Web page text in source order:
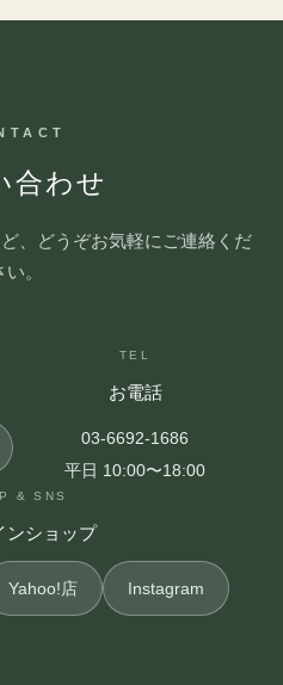
合わせ
、どうぞお気軽にご連絡くだ
い。
TEL
お電話
03-6692-1686
平日 10:00〜18:00
& SNS
ンショップ
Yahoo!店 Instagram